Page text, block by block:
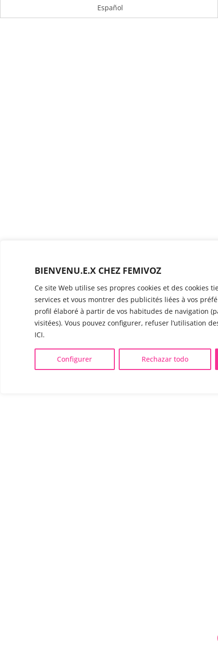
BIENVENU.E.X CHEZ FEMIVOZ
Ce site Web utilise ses propres cookies et des cookies
services et vous montrer des publicités liées à vos
profil élaboré à partir de vos habitudes de navigation
visitées). Vous pouvez configurer, refuser l’utilisation
ICI.
Configurer Rechazar todo
Español